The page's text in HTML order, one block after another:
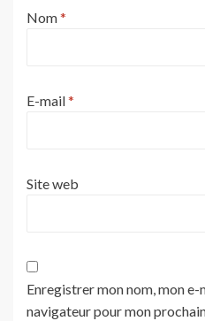
Nom*
E-mail*
Site web
Enregistrer mon nom, mon
navigateur pour mon